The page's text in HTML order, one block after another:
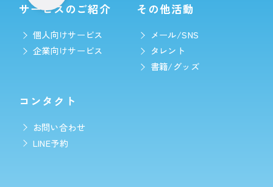
サービスのご紹介
個人向けサービス
企業向けサービス
その他活動
メール/SNS
タレント
書籍/グッズ
コンタクト
お問い合わせ
LINE予約